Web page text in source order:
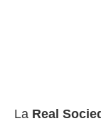
La Real